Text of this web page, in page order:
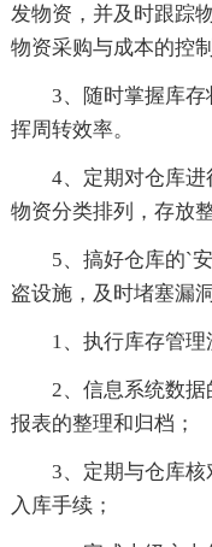
发物资，并及时跟踪
物资采购与成本的控
3、随时掌握库存
挥周转效率。
4、定期对仓库进
物资分类排列，存放
5、搞好仓库的`安
盗设施，及时堵塞漏洞
1、执行库存管理
2、信息系统数据的
报表的整理和归档；
3、定期与仓库核对
入库手续；